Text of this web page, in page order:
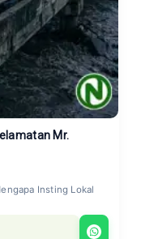
Mr.
Insting Lokal